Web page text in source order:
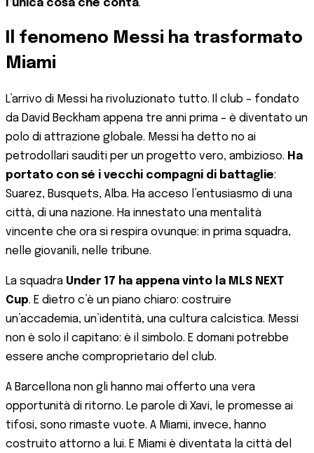
l’unica cosa che conta.
Il fenomeno Messi ha trasformato
Miami
L’arrivo di Messi ha rivoluzionato tutto. Il club – fondato
da David Beckham appena tre anni prima – è diventato un
polo di attrazione globale. Messi ha detto no ai
petrodollari sauditi per un progetto vero, ambizioso. Ha
portato con sé i vecchi compagni di battaglie:
Suarez, Busquets, Alba. Ha acceso l’entusiasmo di una
città, di una nazione. Ha innestato una mentalità
vincente che ora si respira ovunque: in prima squadra,
nelle giovanili, nelle tribune.
La squadra Under 17 ha appena vinto la MLS NEXT
Cup. E dietro c’è un piano chiaro: costruire
un’accademia, un’identità, una cultura calcistica. Messi
non è solo il capitano: è il simbolo. E domani potrebbe
essere anche comproprietario del club.
A Barcellona non gli hanno mai offerto una vera
opportunità di ritorno. Le parole di Xavi, le promesse ai
tifosi, sono rimaste vuote. A Miami, invece, hanno
costruito attorno a lui. E Miami è diventata la città del